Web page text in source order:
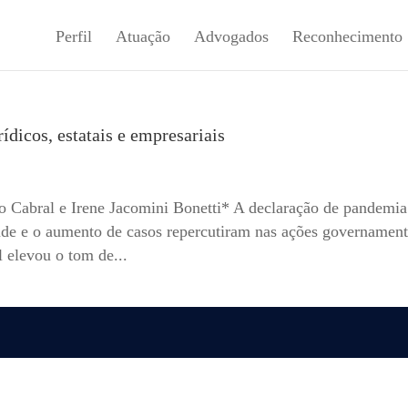
Perfil Atuação Advogados Reconhecimento
estatais e empresariais
e Irene Jacomini Bonetti* A declaração de
e o aumento de casos repercutiram nas ações
elevou o tom de...